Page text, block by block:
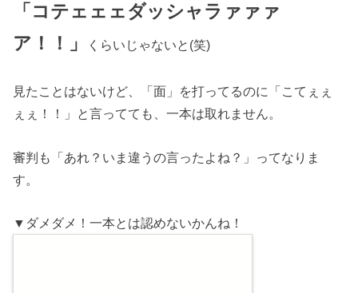
「コテェェェダッシャラァァァ
ア！！」
くらいじゃないと(笑)
見たことはないけど、「面」を打ってるのに「こてぇぇ
ぇぇ！！」と言ってても、一本は取れません。
審判も「あれ？いま違うの言ったよね？」ってなりま
す。
▼ダメダメ！一本とは認めないかんね！